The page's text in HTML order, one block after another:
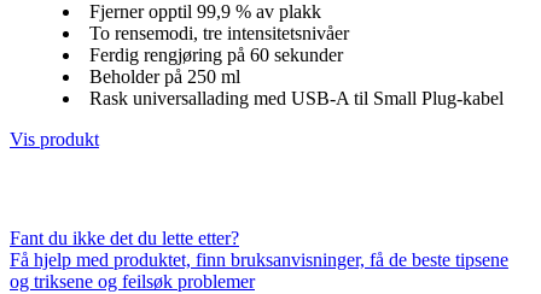
Fjerner opptil 99,9 % av plakk
To rensemodi, tre intensitetsnivåer
Ferdig rengjøring på 60 sekunder
Beholder på 250 ml
Rask universallading med USB-A til Small Plug-kabel
Vis produkt
Fant du ikke det du lette etter?
Få hjelp med produktet, finn bruksanvisninger, få de beste tipsene
og triksene og feilsøk problemer